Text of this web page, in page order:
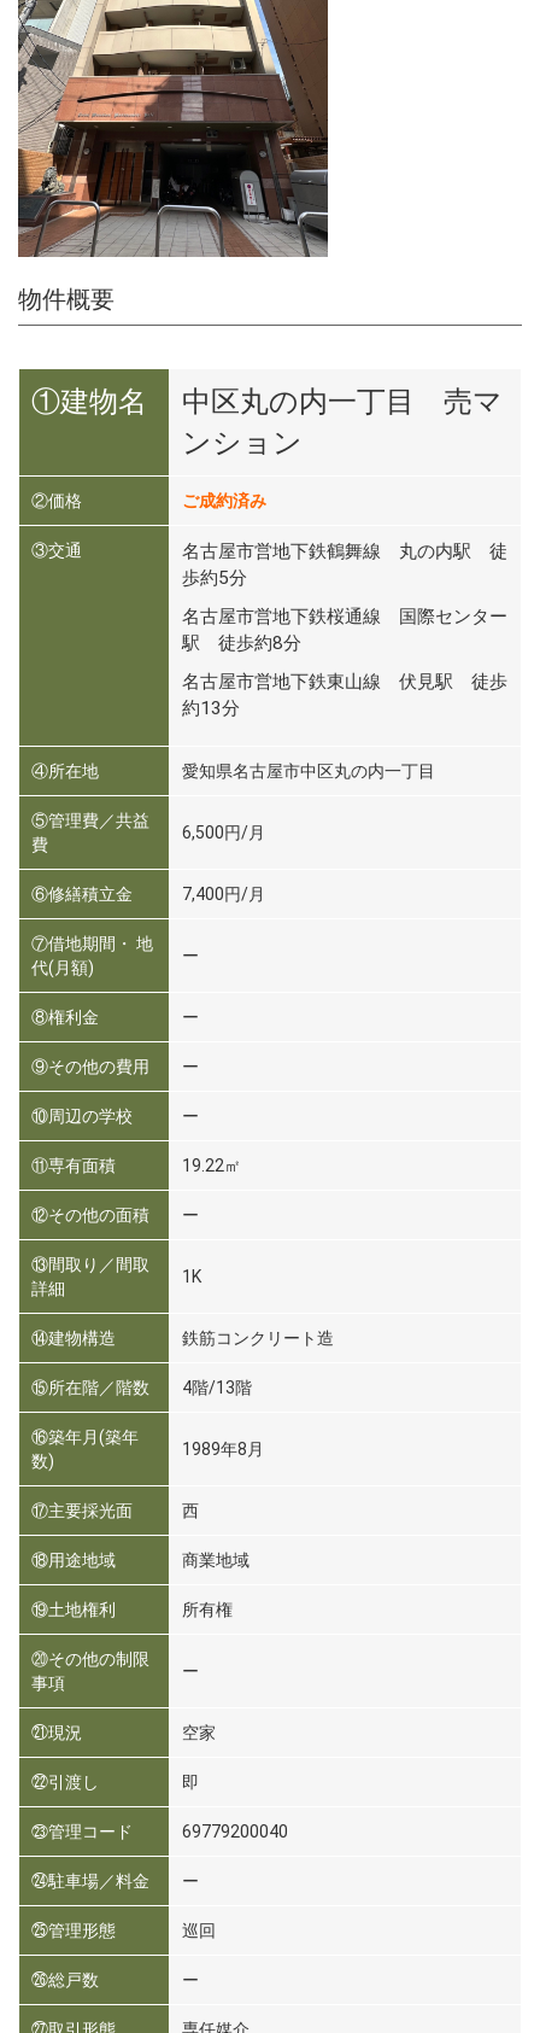
物件概要
①建物名
中区丸の内一丁目 売マ
ンション
②価格 ご成約済み
③交通
名古屋市営地下鉄鶴舞線 丸の内駅 徒
歩約5分
名古屋市営地下鉄桜通線 国際センター
駅 徒歩約8分
名古屋市営地下鉄東山線 伏見駅 徒歩
約13分
④所在地 愛知県名古屋市中区丸の内一丁目
⑤管理費／共益
費
6,500円/月
⑥修繕積立金 7,400円/月
⑦借地期間・ 地
代(月額)
ー
⑧権利金 ー
⑨その他の費用 ー
⑩周辺の学校 ー
⑪専有面積 19.22㎡
⑫その他の面積 ー
⑬間取り／間取
詳細
1K
⑭建物構造 鉄筋コンクリート造
⑮所在階／階数 4階/13階
⑯築年月(築年
数)
1989年8月
⑰主要採光面 西
⑱用途地域 商業地域
⑲土地権利 所有権
⑳その他の制限
事項
ー
㉑現況 空家
㉒引渡し 即
㉓管理コード 69779200040
㉔駐車場／料金 ー
㉕管理形態 巡回
㉖総戸数 ー